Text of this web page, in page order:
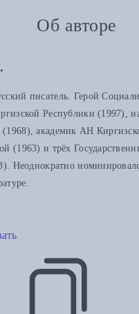
Об авторе
писатель. Герой
Республики (1997),
академик АН
(1963) и трёх
Неоднократно